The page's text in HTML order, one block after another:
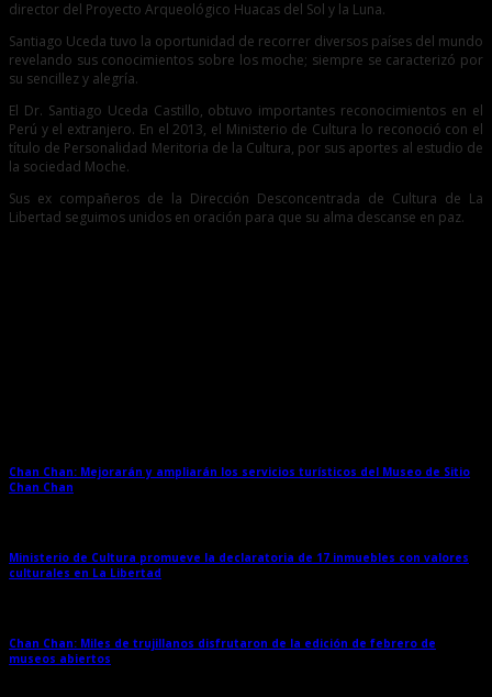
director del Proyecto Arqueológico Huacas del Sol y la Luna.
Santiago Uceda tuvo la oportunidad de recorrer diversos países del mundo
revelando sus conocimientos sobre los moche; siempre se caracterizó por
su sencillez y alegría.
El Dr. Santiago Uceda Castillo, obtuvo importantes reconocimientos en el
Perú y el extranjero. En el 2013, el Ministerio de Cultura lo reconoció con el
título de Personalidad Meritoria de la Cultura, por sus aportes al estudio de
la sociedad Moche.
Sus ex compañeros de la Dirección Desconcentrada de Cultura de La
Libertad seguimos unidos en oración para que su alma descanse en paz.
Chan Chan: Mejorarán y ampliarán los servicios turísticos del Museo de Sitio
Chan Chan
Ministerio de Cultura promueve la declaratoria de 17 inmuebles con valores
culturales en La Libertad
Chan Chan: Miles de trujillanos disfrutaron de la edición de febrero de
museos abiertos